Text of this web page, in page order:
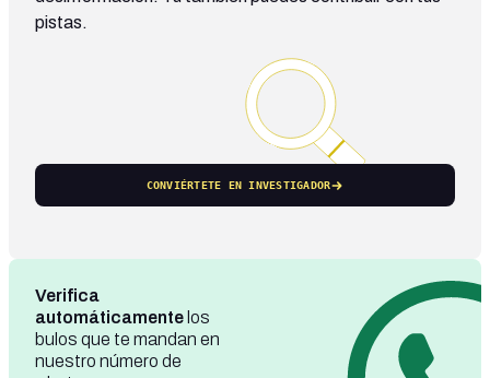
pistas.
CONVIÉRTETE EN INVESTIGADOR
Verifica
automáticamente los
bulos que te mandan en
nuestro número de